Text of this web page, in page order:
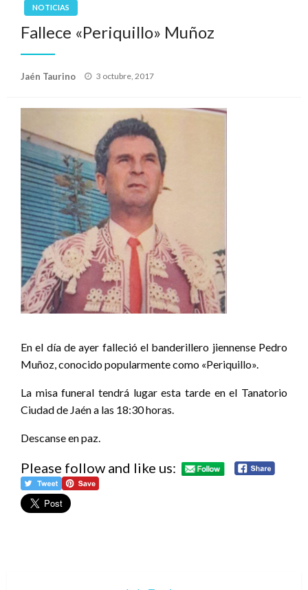
NOTICIAS
Fallece «Periquillo» Muñoz
Jaén Taurino
Publicado
3 octubre, 2017
En el día de ayer falleció el banderillero jiennense Pedro
Muñoz, conocido popularmente como «Periquillo».
La misa funeral tendrá lugar esta tarde en el Tanatorio
Ciudad de Jaén a las 18:30 horas.
Descanse en paz.
Please follow and like us: